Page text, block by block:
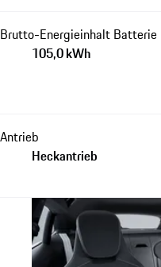
Brutto-Energieinhalt Batterie
105,0 kWh
Antrieb
Heckantrieb